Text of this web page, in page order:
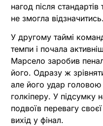
нагод після
не змогла відзначитись.
У другому таймі
темпи і почала
Марсело заробив
його. Одразу ж
але його удар
голкіперу. У підсумку
подвоїв перевагу
вихід у фінал.